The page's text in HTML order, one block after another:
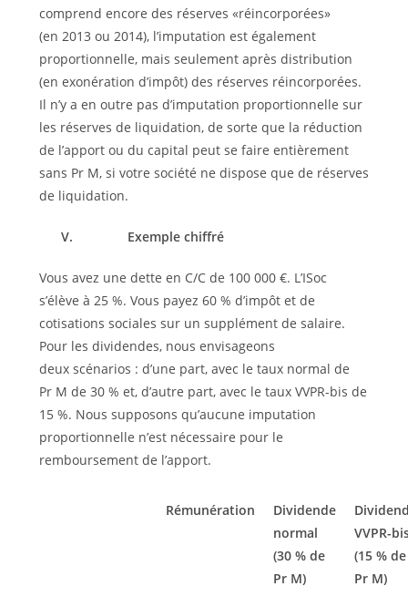
comprend encore des réserves «réincorporées»
(en 2013 ou 2014), l’imputation est également
proportionnelle, mais seulement après distribution
(en exonération d’impôt) des réserves réincorporées.
Il n’y a en outre pas d’imputation proportionnelle sur
les réserves de liquidation, de sorte que la réduction
de l’apport ou du capital peut se faire entièrement
sans Pr M, si votre société ne dispose que de réserves
de liquidation.
V. Exemple chiffré
Vous avez une dette en C/C de 100 000 €. L’ISoc
s’élève à 25 %. Vous payez 60 % d’impôt et de
cotisations sociales sur un supplément de salaire.
Pour les dividendes, nous envisageons
deux scénarios : d’une part, avec le taux normal de
Pr M de 30 % et, d’autre part, avec le taux VVPR-bis de
15 %. Nous supposons qu’aucune imputation
proportionnelle n’est nécessaire pour le
remboursement de l’apport.
Rémunération
Dividende
normal
(30 % de
Pr M)
VVPR-
(15 % de
Pr M)